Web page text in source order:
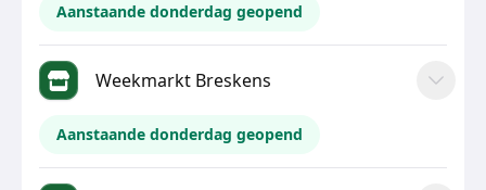
Aanstaande donderdag geopend
Weekmarkt Breskens
Aanstaande donderdag geopend